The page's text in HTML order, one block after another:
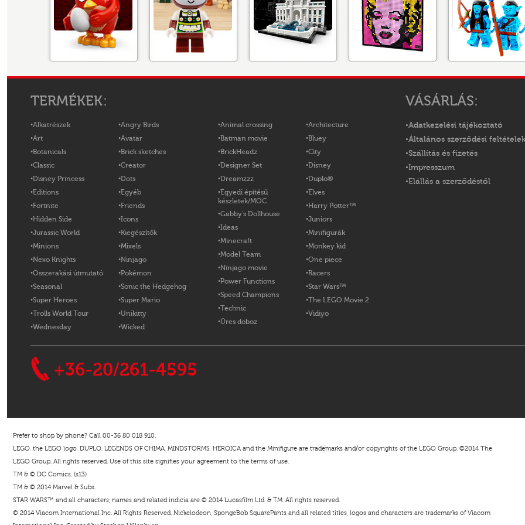
TERMÉKEK:
Alkatrészek
Art
Botanicals
Classic
Disney Princess
Editions
Fortnite
Hidden Side
Jurassic World
Minions
Nexo Knights
Összerakási útmutató
Seasonal
Super Heroes
Trolls World Tour
Wednesday
Angry Birds
Avatar
Brick sketches
Creator
Dots
Egyéb
Friends
Icons
Kiegészítők
Mixels
Ninjago
Pokémon
Sonic the Hedgehog
Super Mario
Unikitty
Wicked
Animal crossing
Batman movie
BrickHeadz
Designer Set
Dreamzzz
Egyedi építésű
készletek/MOC
Gabby's Dollhouse
Ideas
Minecraft
Model Team
Ninjago movie
Power Functions
Speed Champions
Technic
Üres doboz
Architecture
Bluey
City
Disney
Duplo®
Elves
Harry Potter™
Juniors
Minifigurák
Monkey kid
One piece
Racers
Star Wars™
The LEGO Movie 2
Vidiyo
VÁSÁRLÁS:
Adatkezelési tájékoztató
Általános szerződési feltételek
Szállítás és fizetés
Impresszum
Elállás a szerződéstől
+36-20/261-4595
Prefer to shop by phone? Call 00-36 80 018 910.
LEGO, the LEGO logo, DUPLO, LEGENDS OF CHIMA, MINDSTORMS, HEROICA and the Minifigure are trademarks and/or copyrights of the LEGO Group. ©2014 The
LEGO Group. All rights reserved. Use of this site signifies your agreement to the terms of use.
TM & © DC Comics. (s13)
TM & © 2014 Marvel & Subs.
STAR WARS™ and all characters, names and related indicia are © 2014 Lucasfilm Ltd. & TM. All rights reserved.
© 2014 Viacom International Inc. All Rights Reserved. Nickelodeon, SpongeBob SquarePants and all related titles, logos and characters are trademarks of Viacom